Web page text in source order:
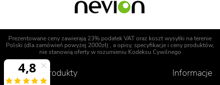
Prezentowane ceny zawierają 23% podatek VAT oraz koszt wysyłki na terenie
Polski (dla zamówień powyżej 2000zł) , a opisy, specyfikacje i ceny produktów,
nie stanowią oferty w rozumieniu Kodeksu Cywilnego
Polecane produkty Informacje